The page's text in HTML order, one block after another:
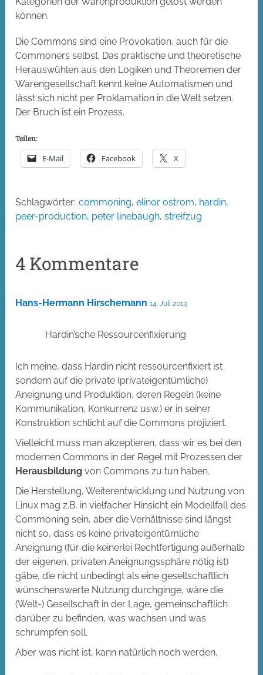
können.
Die Commons sind eine Provokation, auch für die
Commoners selbst. Das praktische und theoretische
Herauswühlen aus den Logiken und Theoremen der
Warengesellschaft kennt keine Automatismen und
lässt sich nicht per Proklamation in die Welt setzen.
Der Bruch ist ein Prozess.
Teilen:
E-Mail Facebook X
Schlagwörter: commoning,elinor ostrom, hardin,
peer-production, peter linebaugh,streifzug
4 Kommentare
Hans-Hermann Hirschemann 14. Juli 2013
Hardin’sche Ressourcenfixierung
Ich meine, dass Hardin nicht ressourcenfixiert ist
sondern auf die private (privateigentümliche)
Aneignung und Produktion, deren Regeln (keine
Kommunikation, Konkurrenz usw.) er in seiner
Konstruktion schlicht auf die Commons projiziert.
Vielleicht muss man akzeptieren, dass wir es bei den
modernen Commons in der Regel mit Prozessen der
Herausbildung von Commons zu tun haben.
Die Herstellung, Weiterentwicklung und Nutzung von
Linux mag z.B. in vielfacher Hinsicht ein Modellfall des
Commoning sein, aber die Verhältnisse sind längst
nicht so, dass es keine privateigentümliche
Aneignung (für die keinerlei Rechtfertigung außerhalb
der eigenen, privaten Aneignungssphäre nötig ist)
gäbe, die nicht unbedingt als eine gesellschaftlich
wünschenswerte Nutzung durchginge, wäre die
(Welt-) Gesellschaft in der Lage, gemeinschaftlich
darüber zu befinden, was wachsen und was
schrumpfen soll.
Aber was nicht ist, kann natürlich noch werden.